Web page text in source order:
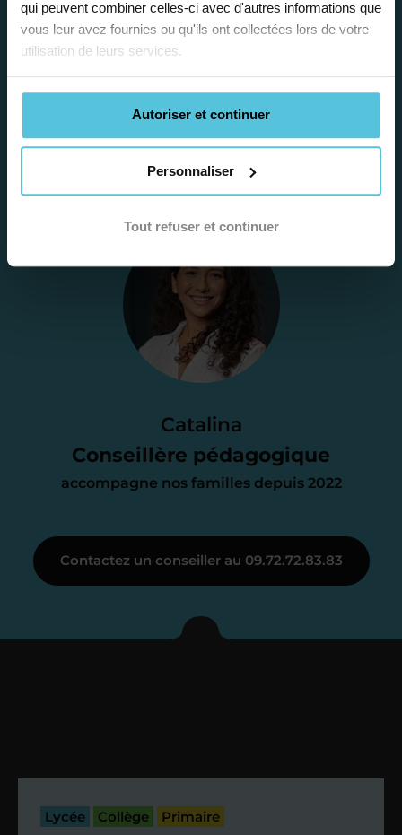
qui peuvent combiner celles-ci avec d'autres informations que
vous leur avez fournies ou qu'ils ont collectées lors de votre
utilisation de leurs services.
Autoriser et continuer
Personnaliser
Tout refuser et continuer
Catalina
Conseillère pédagogique
accompagne nos familles depuis 2022
Gratuite et sans engagement, une
la situation scolaire de votre enfant, ses
besoins et vous préconiser la solution la
plus adaptée.
Je vous envoie une
proposition
d’accompagnement
parfait. À partir de maintenant nous
nous occupons de tout.
Je vous présente votre
enseignant sous 72
passé.
Contactez un conseiller au 09.72.72.83.83
Lycée Collège Primaire